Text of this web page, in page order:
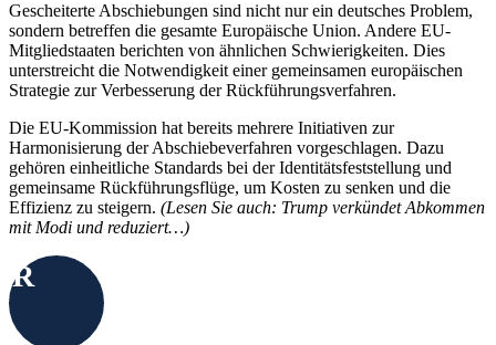
Gescheiterte Abschiebungen sind nicht nur ein deutsches Problem,
sondern betreffen die gesamte Europäische Union. Andere EU-
Mitgliedstaaten berichten von ähnlichen Schwierigkeiten. Dies
unterstreicht die Notwendigkeit einer gemeinsamen europäischen
Strategie zur Verbesserung der Rückführungsverfahren.
Die EU-Kommission hat bereits mehrere Initiativen zur
Harmonisierung der Abschiebeverfahren vorgeschlagen. Dazu
gehören einheitliche Standards bei der Identitätsfeststellung und
gemeinsame Rückführungsflüge, um Kosten zu senken und die
Effizienz zu steigern. (Lesen Sie auch: Trump verkündet Abkommen
mit Modi und reduziert…)
R